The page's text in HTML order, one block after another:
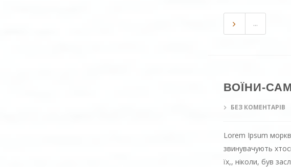
...
ВОЇНИ-
БЕЗ КОМЕНТАРІВ
Lorem Ipsum
звинувачують
їх,, ніколи, був